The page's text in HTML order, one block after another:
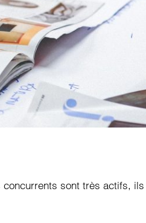
concurrents sont très actifs,